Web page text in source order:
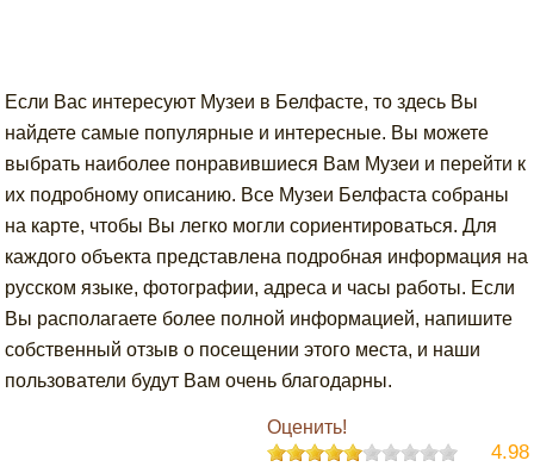
Если Вас интересуют Музеи в Белфасте, то здесь Вы
найдете самые популярные и интересные. Вы можете
выбрать наиболее понравившиеся Вам Музеи и перейти к
их подробному описанию. Все Музеи Белфаста собраны
на карте, чтобы Вы легко могли сориентироваться. Для
каждого объекта представлена подробная информация на
русском языке, фотографии, адреса и часы работы. Если
Вы располагаете более полной информацией, напишите
собственный отзыв о посещении этого места, и наши
пользователи будут Вам очень благодарны.
Оценить!
4.98